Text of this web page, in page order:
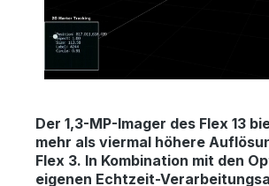
Der 1,3-MP-Imager des Flex 13
mehr als viermal höhere
Flex 3. In Kombination mit den
eigenen Echtzeit-